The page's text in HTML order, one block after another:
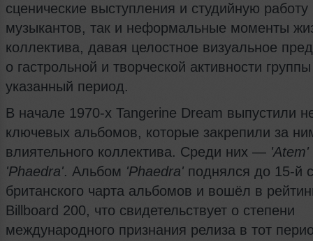
сценические выступления и студийную работу
музыкантов, так и неформальные моменты
коллектива, давая целостное визуальное
о гастрольной и творческой активности
указанный период.
В начале 1970‑х Tangerine Dream выпустили
ключевых альбомов, которые закрепили за
влиятельного коллектива. Среди них — 'Atem'
'Phaedra'. Альбом 'Phaedra' поднялся до 15‑й
британского чарта альбомов и вошёл в
Billboard 200, что свидетельствует о степени
международного признания релиза в тот